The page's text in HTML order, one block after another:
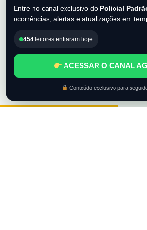
Entre no canal exclusivo do Policial
ocorrências, alertas e atualizações em
454 leitores entraram hoje
ACESSAR O CANAL
Conteúdo exclusivo para